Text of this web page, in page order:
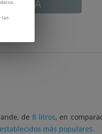
de8 litros, en
más populares.
las